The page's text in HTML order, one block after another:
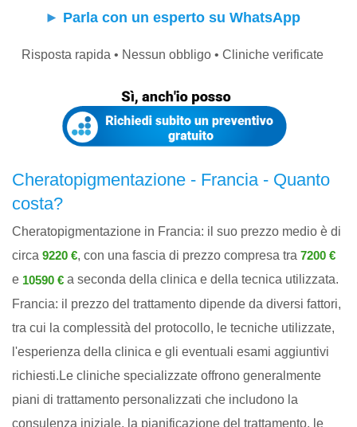
► Parla con un esperto su WhatsApp
Risposta rapida • Nessun obbligo • Cliniche verificate
Cheratopigmentazione - Francia - Quanto
costa?
Cheratopigmentazione in Francia: il suo prezzo medio è di
circa 9220 €, con una fascia di prezzo compresa tra 7200 €
e 10590 € a seconda della clinica e della tecnica utilizzata.
Francia: il prezzo del trattamento dipende da diversi fattori,
tra cui la complessità del protocollo, le tecniche utilizzate,
l'esperienza della clinica e gli eventuali esami aggiuntivi
richiesti.Le cliniche specializzate offrono generalmente
piani di trattamento personalizzati che includono la
consulenza iniziale, la pianificazione del trattamento, le